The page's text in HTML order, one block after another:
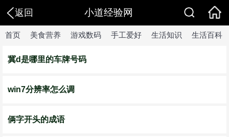
返回 小道经验网
首页 美食营养 游戏数码 手工爱好 生活知识 生活百科
冀d是哪里的车牌号码
win7分辨率怎么调
俩字开头的成语